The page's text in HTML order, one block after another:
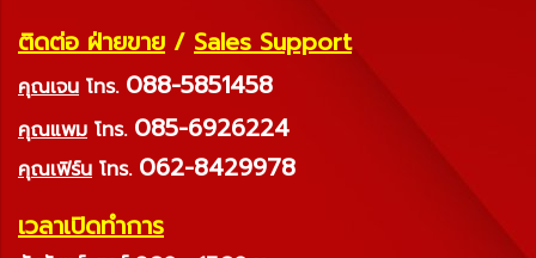
ติดต่อ ฝ่ายขาย / Sales Support
คุณเจน โทร. 088-5851458
คุณแพม โทร. 085-6926224
คุณเฟิร์น โทร. 062-8429978
เวลาเปิดทำการ